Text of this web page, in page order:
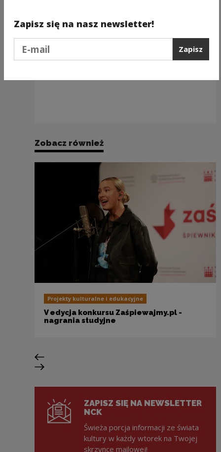
Ogłoszenie wyników
5 lipca 2024 r.
Zobacz również
Projekty kulturalne i edukacyjne
V edycja konkursu Zaśpiewajmy.pl -
nagrania studyjne
Poprzedni slajd
Następny slajd
ZAPISZ SIĘ NA NEWSLETTER
NCK
Świeża porcja informacji ze świata
kultury w każdy wtorek na Twojej
skrzynce mailowej!
Zapisz się na nasz newsletter!
Zapisz